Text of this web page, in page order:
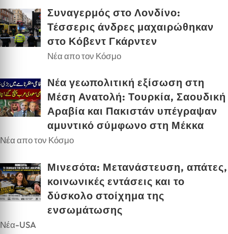
Συναγερμός στο Λονδίνο:
Τέσσερις άνδρες μαχαιρώθηκαν
στο Κόβεντ Γκάρντεν
Νέα απο τον Κόσμο
Νέα γεωπολιτική εξίσωση στη
Μέση Ανατολή: Τουρκία, Σαουδική
Αραβία και Πακιστάν υπέγραψαν
αμυντικό σύμφωνο στη Μέκκα
Νέα απο τον Κόσμο
Μινεσότα: Μετανάστευση, απάτες,
κοινωνικές εντάσεις και το
δύσκολο στοίχημα της
ενσωμάτωσης
Νέα-USA